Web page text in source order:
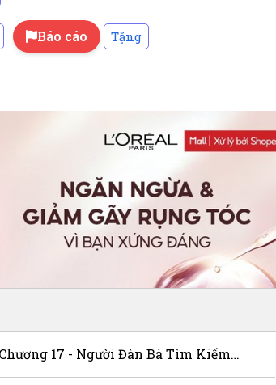
Báo cáo Tặng
Chương 17 - Người Đàn Bà Tìm Kiếm An Nghỉ